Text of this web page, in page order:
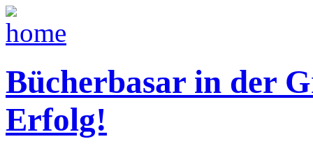
Bücherbasar in der
Erfolg!